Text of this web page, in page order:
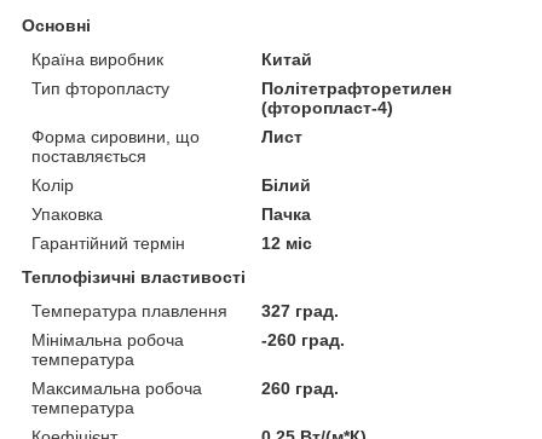
Основні
Країна виробник
Китай
Тип фторопласту
Політетрафторетилен
(фторопласт-4)
Форма сировини, що
поставляється
Лист
Колір
Білий
Упаковка
Пачка
Гарантійний термін
12 міс
Теплофізичні властивості
Температура плавлення
327 град.
Мінімальна робоча
температура
-260 град.
Максимальна робоча
температура
260 град.